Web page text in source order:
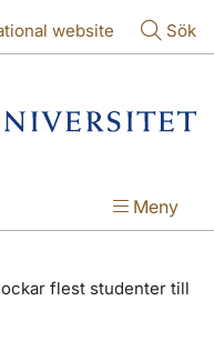
website Sök
Meny
flest studenter till